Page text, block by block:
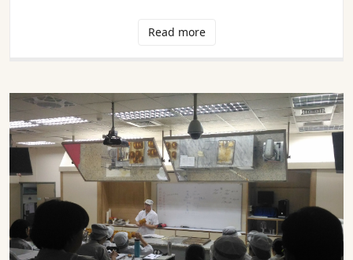
Read more
馬兒的初衷緣由